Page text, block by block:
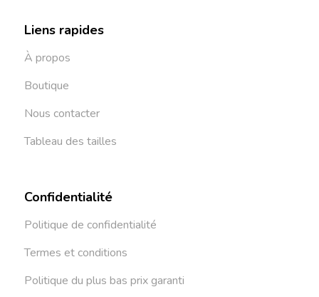
Liens rapides
À propos
Boutique
Nous contacter
Tableau des tailles
Confidentialité
Politique de confidentialité
Termes et conditions
Politique du plus bas prix garanti